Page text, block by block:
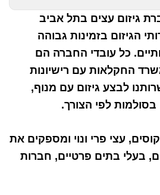
גיזום עצים בתל אביב
הגיזום בזמינות גבוהה
כל עובדי החברה הם
החקלאות עם רישיונות
לבצע גיזום עם מנוף,
לפי הצורך.
עצי פרי ונוי ומספקים את
בעלי בתים פרטיים, חברות